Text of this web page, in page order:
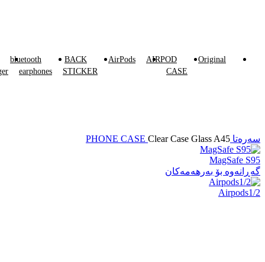
Original
AIRPOD
CASE
AirPods
BACK
STICKER
bluetooth
earphones
سەرەتا PHONE CASE Clear Case Glass A45
MagSafe S95
گەڕانەوە بۆ بەرهەمەکان
Airpods1/2